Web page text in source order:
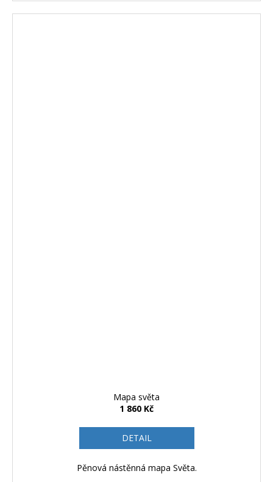
Mapa světa
1 860 Kč
DETAIL
Pěnová nástěnná mapa Světa.